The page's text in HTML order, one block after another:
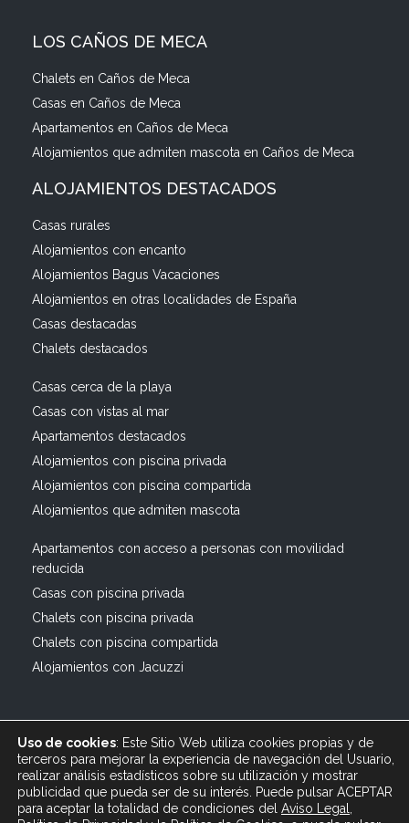
LOS CAÑOS DE MECA
Chalets en Caños de Meca
Casas en Caños de Meca
Apartamentos en Caños de Meca
Alojamientos que admiten mascota en Caños de Meca
ALOJAMIENTOS DESTACADOS
Casas rurales
Alojamientos con encanto
Alojamientos Bagus Vacaciones
Alojamientos en otras localidades de España
Casas destacadas
Chalets destacados
Casas cerca de la playa
Casas con vistas al mar
Apartamentos destacados
Alojamientos con piscina privada
Alojamientos con piscina compartida
Alojamientos que admiten mascota
Apartamentos con acceso a personas con movilidad
reducida
Casas con piscina privada
Chalets con piscina privada
Chalets con piscina compartida
Alojamientos con Jacuzzi
© 2019 All rights reserved Bagus Vacaciones :: Alquiler
Turístico Vacacional en España, Andalucía, Cádiz ·
Uso de cookies: Este Sitio Web utiliza cookies propias y de
terceros para mejorar la experiencia de navegación del Usuario,
realizar análisis estadísticos sobre su utilización y mostrar
publicidad que pueda ser de su interés. Puede pulsar ACEPTAR
para aceptar la totalidad de condiciones del Aviso Legal